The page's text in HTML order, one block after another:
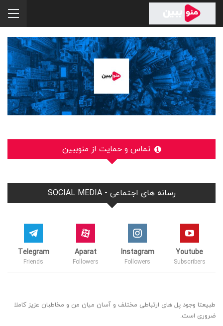
تماس و حمایت از منوببین
رسانه های اجتماعی - SOCIAL MEDIA
Youtube
Subscribers
Instagram
Followers
Aparat
Followers
Telegram
Friends
طبیعتا وجود پل های ارتباطی مختلف و آسان میان من و مخاطبان عزیز کاملا
ضروری است.